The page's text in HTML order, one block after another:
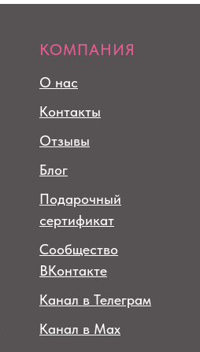
КОМПАНИЯ
О нас
Контакты
Отзывы
Блог
Подарочный
сертификат
Сообщество
ВКонтакте
Канал в Телеграм
Канал в Max